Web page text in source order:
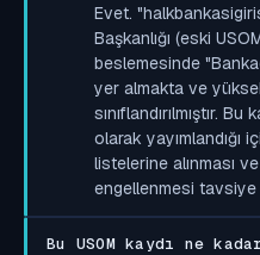
Evet.
Başkanlığı (eski
beslemesinde
yer almakta ve
sınıflandırılmıştır.
olarak yayımlandığı
listelerine alınması
engellenmesi tavsiye
Bu USOM kaydı ne